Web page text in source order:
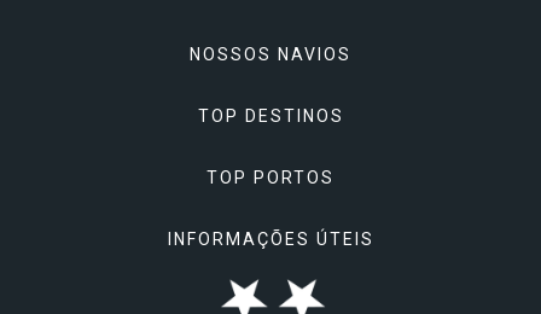
NOSSOS NAVIOS
Celebrity Apex
Celebrity Ascent
Celebrity Beyond
Celebrity Constellation
TOP DESTINOS
Alasca
Ásia
Caribe & Bahamas
TOP PORTOS
Atenas, Grécia
Barcelona, Espanha
INFORMAÇÕES ÚTEIS
Reserve seu Cruzeiro